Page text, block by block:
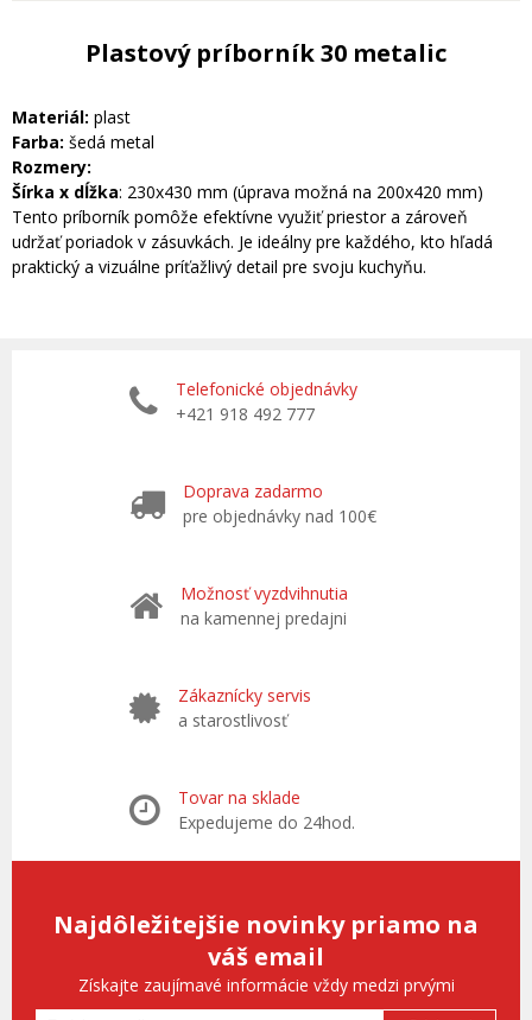
Plastový príborník 30 metalic
Materiál: plast
Farba: šedá metal
Rozmery:
Šírka x dĺžka: 230x430 mm (úprava možná na 200x420 mm)
Tento príborník pomôže efektívne využiť priestor a zároveň
udržať poriadok v zásuvkách. Je ideálny pre každého, kto hľadá
praktický a vizuálne príťažlivý detail pre svoju kuchyňu.
Telefonické objednávky
+421 918 492 777
Doprava zadarmo
pre objednávky nad 100€
Možnosť vyzdvihnutia
na kamennej predajni
Zákaznícky servis
a starostlivosť
Tovar na sklade
Expedujeme do 24hod.
Najdôležitejšie novinky priamo na
váš email
Získajte zaujímavé informácie vždy medzi prvými